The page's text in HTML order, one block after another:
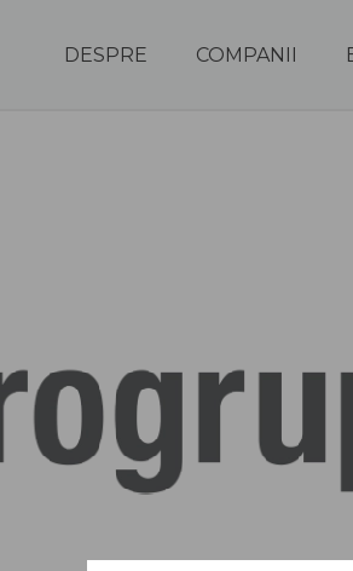
DESPRE COMPANII